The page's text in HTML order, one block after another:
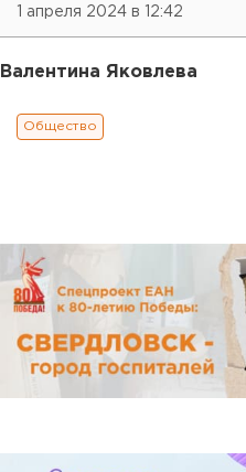
1 апреля 2024 в 12:42
Валентина Яковлева
Общество